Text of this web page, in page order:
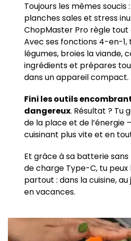
Toujours les mêmes soucis
planches sales et stress
ChopMaster Pro règle tout
Avec ses fonctions 4-en-1,
légumes, broies la viande,
ingrédients et prépares
dans un appareil compact.
Fini les outils
dangereux. Résultat ? Tu
de la place et de l’énergie
cuisinant plus vite et en
Et grâce à sa batterie
de charge Type-C, tu peux
partout : dans la cuisine,
en vacances.